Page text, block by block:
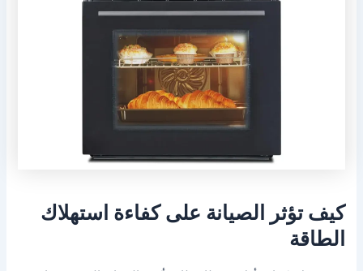
كيف تؤثر الصيانة على كفاءة استهلاك
الطاقة